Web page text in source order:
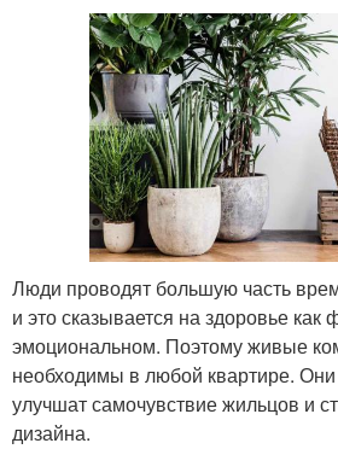
Люди проводят большую часть
и это сказывается на здоровье как
эмоциональном. Поэтому живые
необходимы в любой квартире. Они
улучшат самочувствие жильцов и
дизайна.